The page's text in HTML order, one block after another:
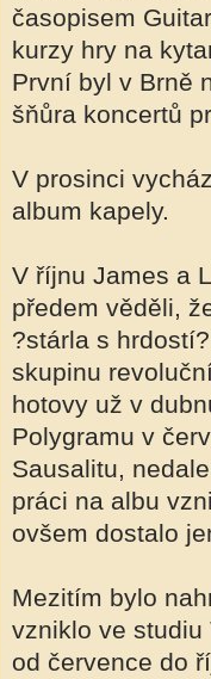
časopisem
kurzy hry na
První byl v Brně
šňůra koncertů
V prosinci
album kapely.
V říjnu James a
předem věděli,
?stárla s
skupinu
hotovy už v
Polygramu v
Sausalitu,
práci na albu
ovšem dostalo
Mezitím bylo
vzniklo ve studiu
od července do